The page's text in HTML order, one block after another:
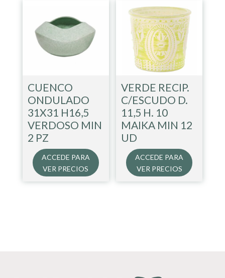
CUENCO
ONDULADO
31X31 H16,5
VERDOSO MIN
2 PZ
ACCEDE PARA
VER PRECIOS
VERDE RECIP.
C/ESCUDO D.
11,5 H. 10
MAIKA MIN 12
UD
ACCEDE PARA
VER PRECIOS